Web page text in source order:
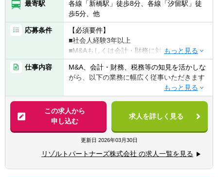
- 手を上げれば投資業務へもチャレンジ可能
- 投資先の取締役就任を通じて、経営に関与
することも可能
■スタートアップならではの裁量の大きさ
- 個人の裁量が大きい環境での業務が可能
- 立場や役職関係なく意見交換ができ、か
つ、それが実行されやすい風通しのよい職場
■成果に見合った報酬体系
- 成果が報酬に反映される透明性の高い報酬
制度（詳細は面談時に説明）
最寄駅
各線「新橋駅」徒歩8分、各線「汐留駅」徒
歩5分、他
応募条件
【必須要件】
■社会人経験3年以上
■M&Aもしくは会計・財務に対する興味・関
心
■業務内容の経験者
■公認会計士、税理士
■コンサルティングファーム/FASでの実務経
験2年以上
■監査法人、事業会社での経理・財務
【求める人物像】
仕事内容
M&A、会計・財務、税務等の知見を活かしな
がら、以下の業務に幅広く従事いただきます
■M&Aアドバイザリー
- ファイナンシャルアドバイザリー
- デューデリジェンス（財務・税務DD、ビジ
- バリュエーション（株式価値算定、投資採
算分析、PPA等）
- PMI（M&A後の統合計画策定支援、管理体
制構築支援等）
この求人から
申し込む
求人を詳しく見る
更新日 2026年03月30日
リゾルトパートナーズ株式会社 の求人一覧を見る